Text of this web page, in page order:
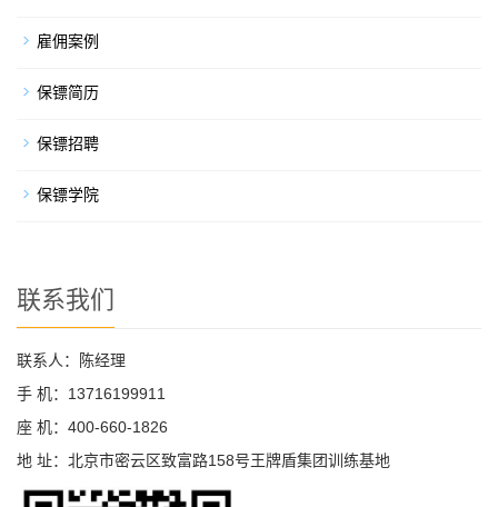
雇佣案例
保镖简历
保镖招聘
保镖学院
联系我们
联系人：陈经理
手 机：13716199911
座 机：400-660-1826
地 址：北京市密云区致富路158号王牌盾集团训练基地